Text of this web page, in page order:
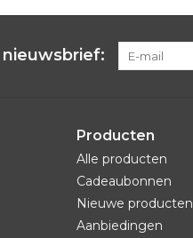
Producten
Alle producten
Cadeaubonnen
Nieuwe producten
Aanbiedingen